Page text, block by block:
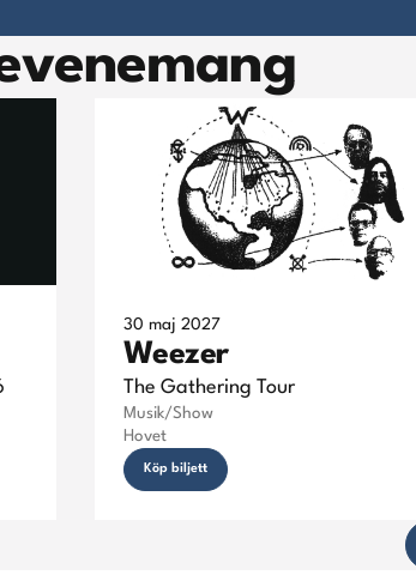
30 maj 2027
Weezer
The Gathering Tour
Musik/Show
Hovet
Köp biljett